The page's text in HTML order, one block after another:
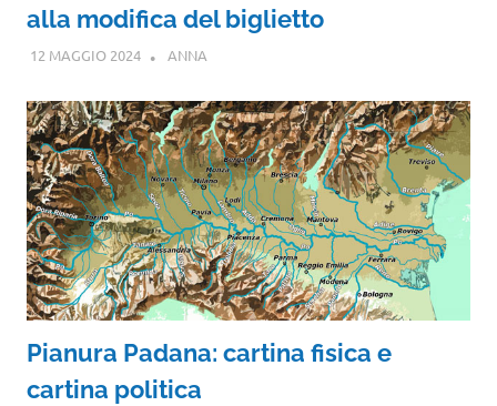
alla modifica del biglietto
12 MAGGIO 2024 ANNA
Pianura Padana: cartina fisica e
cartina politica